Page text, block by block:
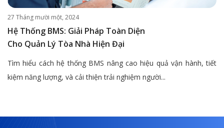
27 Tháng mười một, 2024
Hệ Thống BMS: Giải Pháp Toàn Diện
Cho Quản Lý Tòa Nhà Hiện Đại
Tìm hiểu cách hệ thống BMS nâng cao hiệu quả vận hành, tiết
kiệm năng lượng, và cải thiện trải nghiệm người...